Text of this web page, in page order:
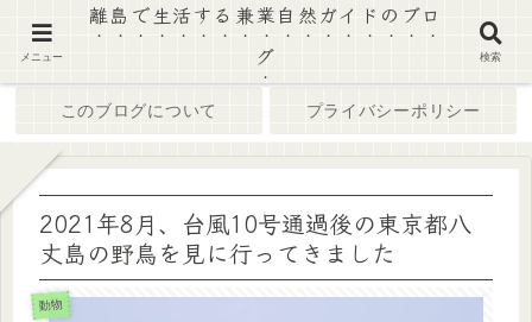
このブログについて プライバシーポリシー
2021年8月、台風10号通過後の東京都八
丈島の野鳥を見に行ってきました
動物
メニュー
離島で生活する兼業自然ガイドのブロ
グ
検索